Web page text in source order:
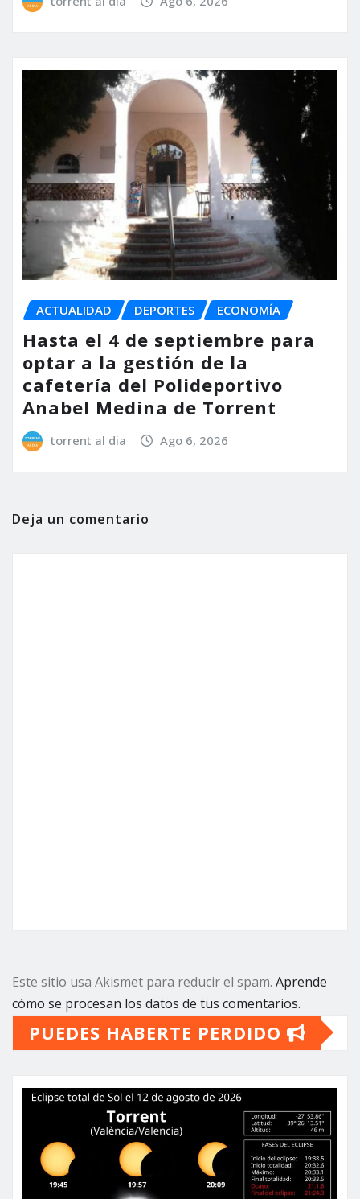
ACTUALIDAD DEPORTES ECONOMÍA
Hasta el 4 de septiembre para
optar a la gestión de la
cafetería del Polideportivo
Anabel Medina de Torrent
torrent al dia Ago 6, 2026
Deja un comentario
Este sitio usa Akismet para reducir el spam. Aprende
cómo se procesan los datos de tus comentarios.
PUEDES HABERTE PERDIDO